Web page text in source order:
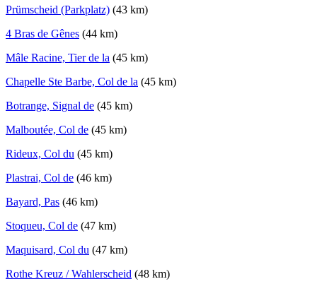
Prümscheid (Parkplatz) (43 km)
4 Bras de Gênes (44 km)
Mâle Racine, Tier de la (45 km)
Chapelle Ste Barbe, Col de la (45 km)
Botrange, Signal de (45 km)
Malboutée, Col de (45 km)
Rideux, Col du (45 km)
Plastrai, Col de (46 km)
Bayard, Pas (46 km)
Stoqueu, Col de (47 km)
Maquisard, Col du (47 km)
Rothe Kreuz / Wahlerscheid (48 km)